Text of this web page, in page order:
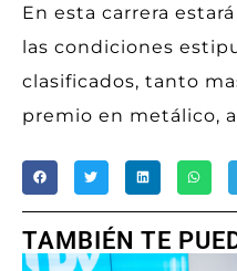
En esta carrera
las condiciones
clasificados, tanto
premio en metálico,
TAMBIÉN TE